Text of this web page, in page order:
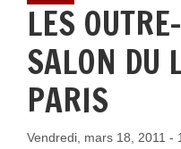
LES
SALON DU
PARIS
Vendredi, mars 18, 2011 -